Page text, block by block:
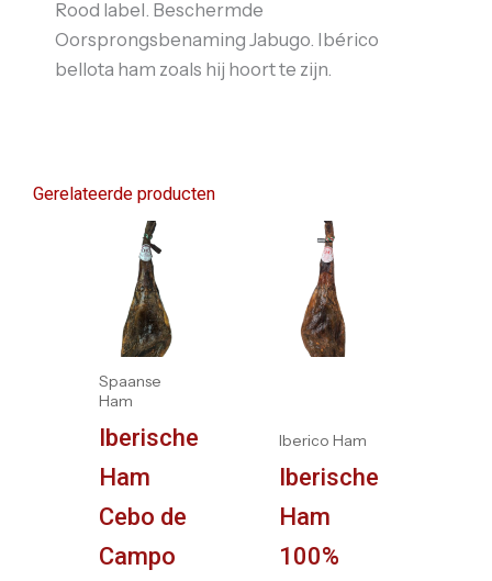
Rood label. Beschermde
Oorsprongsbenaming Jabugo. Ibérico
bellota ham zoals hij hoort te zijn.
Gerelateerde producten
Spaanse
Ham
Iberische
Ham
Cebo de
Campo
Iberico Ham
Iberische
Ham
100%